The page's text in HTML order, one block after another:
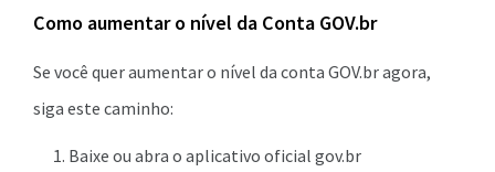
Como aumentar o nível da Conta GOV.br
Se você quer aumentar o nível da conta GOV.br agora,
siga este caminho:
Baixe ou abra o aplicativo oficial gov.br